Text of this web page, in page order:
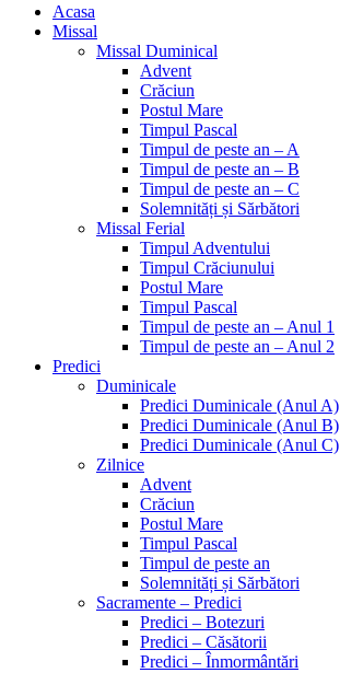
Acasa
Missal
Missal Duminical
Advent
Crăciun
Postul Mare
Timpul Pascal
Timpul de peste an – A
Timpul de peste an – B
Timpul de peste an – C
Solemnități și Sărbători
Missal Ferial
Timpul Adventului
Timpul Crăciunului
Postul Mare
Timpul Pascal
Timpul de peste an – Anul 1
Timpul de peste an – Anul 2
Predici
Duminicale
Predici Duminicale (Anul A)
Predici Duminicale (Anul B)
Predici Duminicale (Anul C)
Zilnice
Advent
Crăciun
Postul Mare
Timpul Pascal
Timpul de peste an
Solemnități și Sărbători
Sacramente – Predici
Predici – Botezuri
Predici – Căsătorii
Predici – Înmormântări